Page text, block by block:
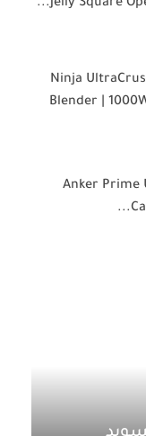
Jelly Square
Ninja
Blender |
Anker Prime